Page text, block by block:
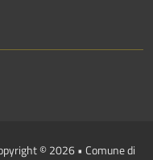
© 2026 • Comune di